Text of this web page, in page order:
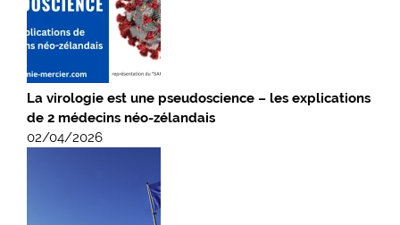
La virologie est une pseudoscience – les explications
de 2 médecins néo-zélandais
02/04/2026